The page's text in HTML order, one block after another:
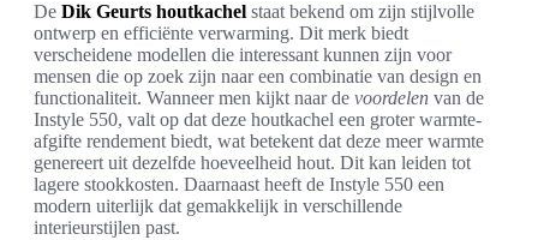
De Dik Geurts houtkachel staat bekend om zijn stijlvolle
ontwerp en efficiënte verwarming. Dit merk biedt
verscheidene modellen die interessant kunnen zijn voor
mensen die op zoek zijn naar een combinatie van design en
functionaliteit. Wanneer men kijkt naar de voordelen van de
Instyle 550, valt op dat deze houtkachel een groter warmte-
afgifte rendement biedt, wat betekent dat deze meer warmte
genereert uit dezelfde hoeveelheid hout. Dit kan leiden tot
lagere stookkosten. Daarnaast heeft de Instyle 550 een
modern uiterlijk dat gemakkelijk in verschillende
interieurstijlen past.